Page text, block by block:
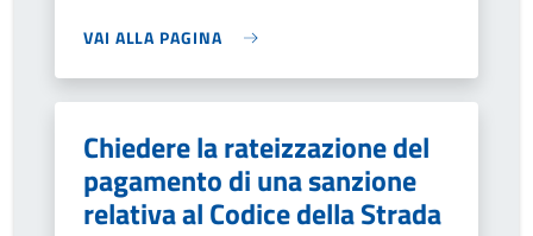
VAI ALLA PAGINA
Chiedere la rateizzazione del
pagamento di una sanzione
relativa al Codice della Strada